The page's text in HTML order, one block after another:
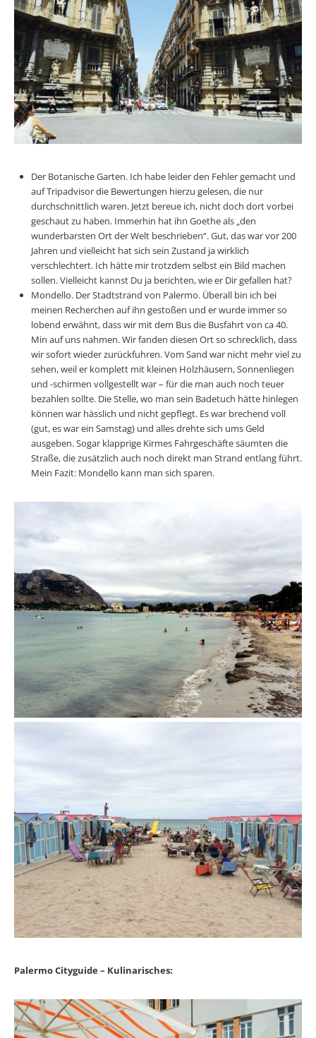
Der Botanische Garten. Ich habe leider den Fehler gemacht und
auf Tripadvisor die Bewertungen hierzu gelesen, die nur
durchschnittlich waren. Jetzt bereue ich, nicht doch dort vorbei
geschaut zu haben. Immerhin hat ihn Goethe als „den
wunderbarsten Ort der Welt beschrieben“. Gut, das war vor 200
Jahren und vielleicht hat sich sein Zustand ja wirklich
verschlechtert. Ich hätte mir trotzdem selbst ein Bild machen
sollen. Vielleicht kannst Du ja berichten, wie er Dir gefallen hat?
Mondello. Der Stadtstrand von Palermo. Überall bin ich bei
meinen Recherchen auf ihn gestoßen und er wurde immer so
lobend erwähnt, dass wir mit dem Bus die Busfahrt von ca 40.
Min auf uns nahmen. Wir fanden diesen Ort so schrecklich, dass
wir sofort wieder zurückfuhren. Vom Sand war nicht mehr viel zu
sehen, weil er komplett mit kleinen Holzhäusern, Sonnenliegen
und -schirmen vollgestellt war – für die man auch noch teuer
bezahlen sollte. Die Stelle, wo man sein Badetuch hätte hinlegen
können war hässlich und nicht gepflegt. Es war brechend voll
(gut, es war ein Samstag) und alles drehte sich ums Geld
ausgeben. Sogar klapprige Kirmes Fahrgeschäfte säumten die
Straße, die zusätzlich auch noch direkt man Strand entlang führt.
Mein Fazit: Mondello kann man sich sparen.
Palermo Cityguide – Kulinarisches: